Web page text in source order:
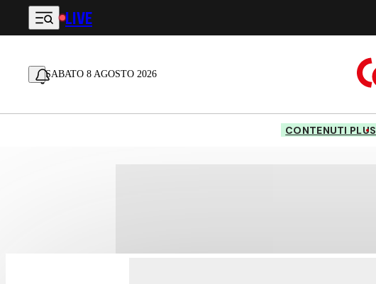
Vai al contenuto principale
LIVE
SABATO 8 AGOSTO 2026
CONTENUTI PLUS